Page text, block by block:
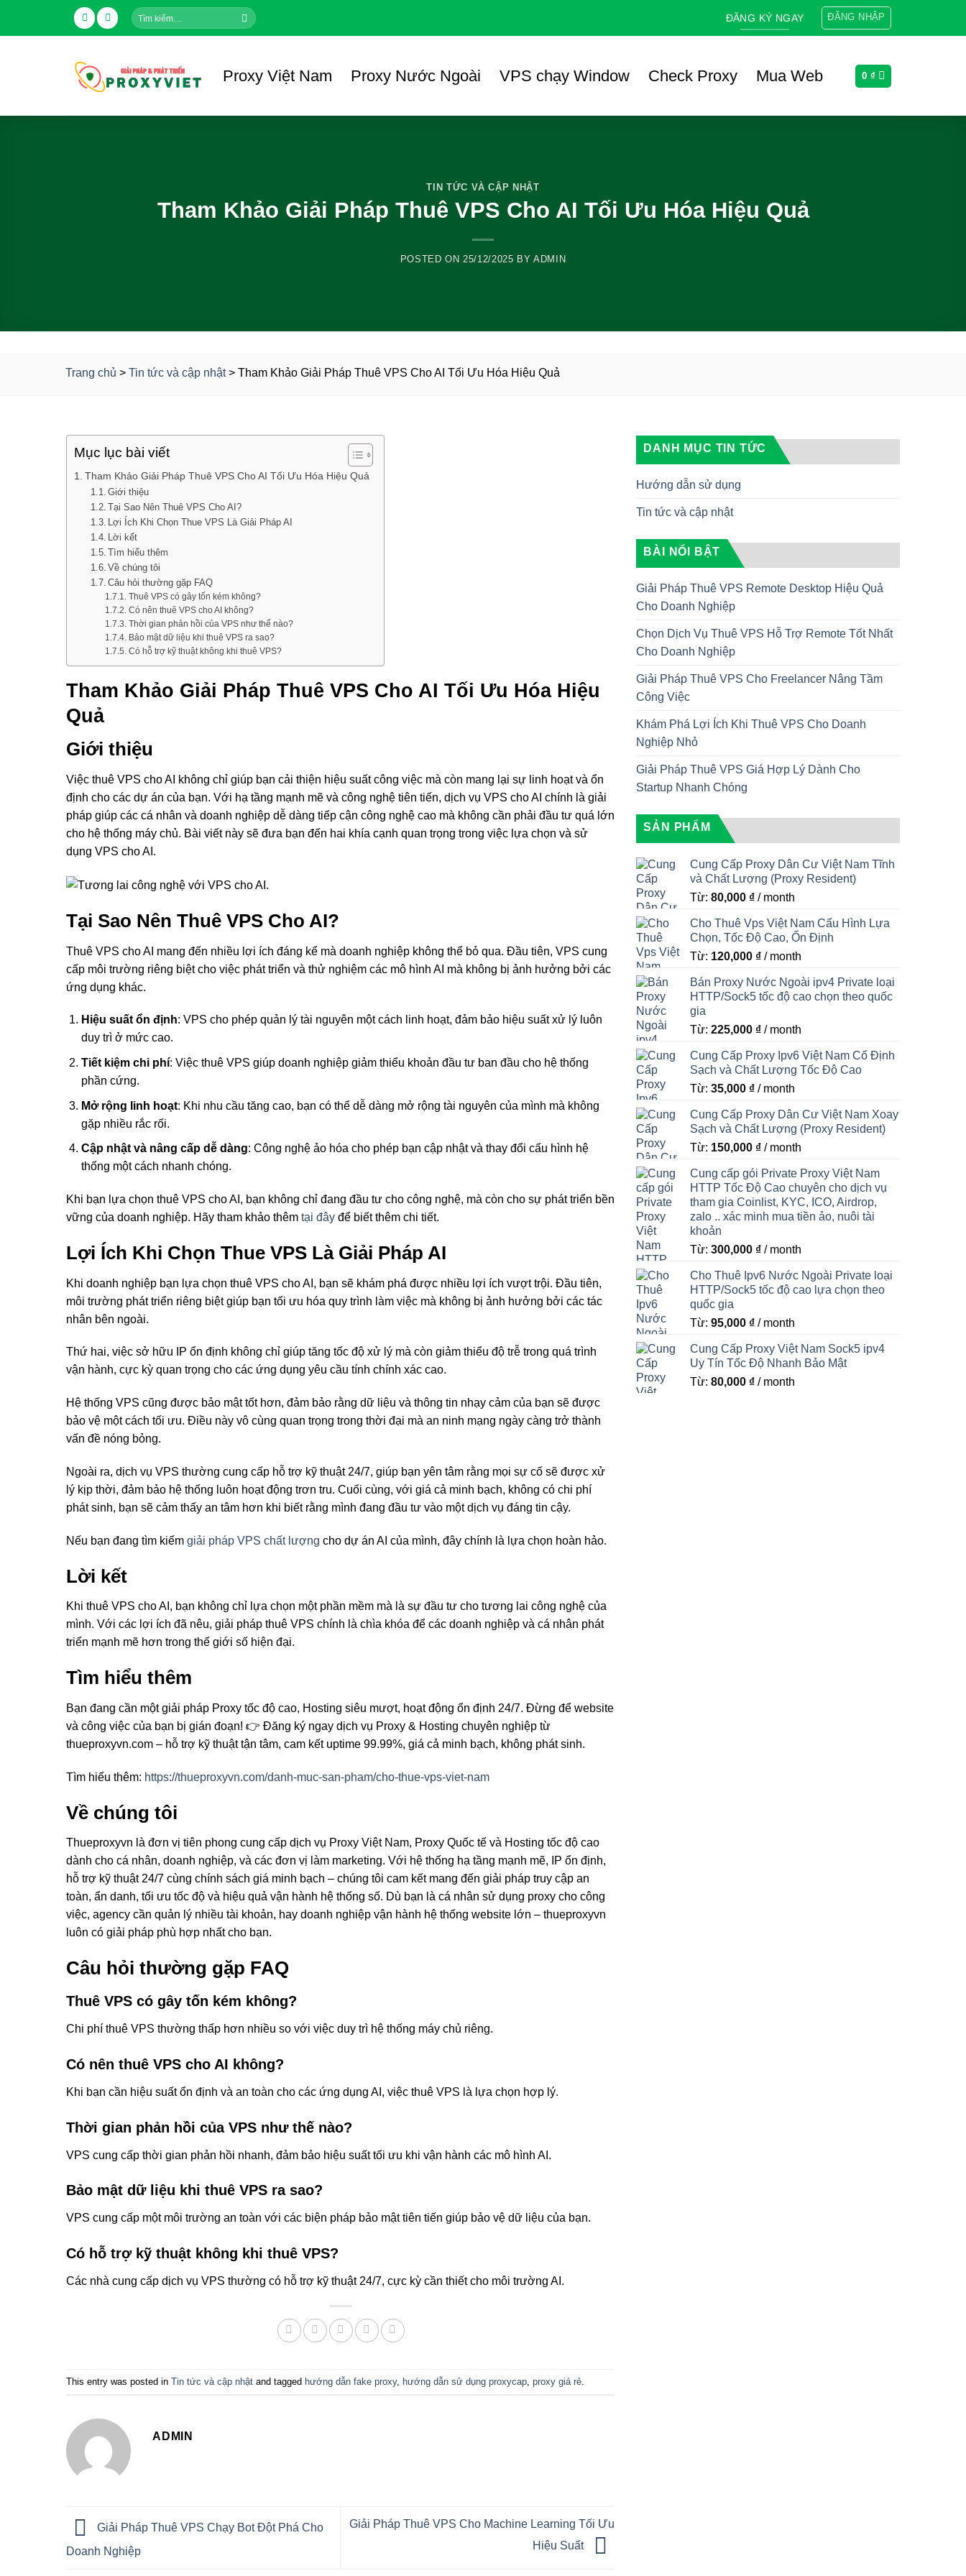
Tìm
kiếm:
ĐĂNG KÝ NGAY ĐĂNG NHẬP
Proxy Việt Nam Proxy Nước Ngoài VPS chạy Window Check Proxy Mua Web 0 ₫
TIN TỨC VÀ CẬP NHẬT
Tham Khảo Giải Pháp Thuê VPS Cho AI Tối Ưu Hóa Hiệu Quả
POSTED ON25/12/2025 BYADMIN
Trang chủ > Tin tức và cập nhật> Tham Khảo Giải Pháp Thuê VPS Cho AI Tối Ưu Hóa Hiệu Quả
Mục lục bài viết
Tham Khảo Giải Pháp Thuê VPS Cho AI Tối Ưu Hóa Hiệu Quả
Giới thiệu
Tại Sao Nên Thuê VPS Cho AI?
Lợi Ích Khi Chọn Thue VPS Là Giải Pháp AI
Lời kết
Tìm hiểu thêm
Về chúng tôi
Câu hỏi thường gặp FAQ
Thuê VPS có gây tốn kém không?
Có nên thuê VPS cho AI không?
Thời gian phản hồi của VPS như thế nào?
Bảo mật dữ liệu khi thuê VPS ra sao?
Có hỗ trợ kỹ thuật không khi thuê VPS?
Tham Khảo Giải Pháp Thuê VPS Cho AI Tối Ưu Hóa Hiệu
Quả
Giới thiệu
Việc thuê VPS cho AI không chỉ giúp bạn cải thiện hiệu suất công việc mà còn mang lại sự linh hoạt và ổn
định cho các dự án của bạn. Với hạ tầng mạnh mẽ và công nghệ tiên tiến, dịch vụ VPS cho AI chính là giải
pháp giúp các cá nhân và doanh nghiệp dễ dàng tiếp cận công nghệ cao mà không cần phải đầu tư quá lớn
cho hệ thống máy chủ. Bài viết này sẽ đưa bạn đến hai khía cạnh quan trọng trong việc lựa chọn và sử
dụng VPS cho AI.
Tại Sao Nên Thuê VPS Cho AI?
Thuê VPS cho AI mang đến nhiều lợi ích đáng kể mà doanh nghiệp không thể bỏ qua. Đầu tiên, VPS cung
cấp môi trường riêng biệt cho việc phát triển và thử nghiệm các mô hình AI mà không bị ảnh hưởng bởi các
ứng dụng khác.
Hiệu suất ổn định: VPS cho phép quản lý tài nguyên một cách linh hoạt, đảm bảo hiệu suất xử lý luôn
duy trì ở mức cao.
Tiết kiệm chi phí: Việc thuê VPS giúp doanh nghiệp giảm thiểu khoản đầu tư ban đầu cho hệ thống
phần cứng.
Mở rộng linh hoạt: Khi nhu cầu tăng cao, bạn có thể dễ dàng mở rộng tài nguyên của mình mà không
gặp nhiều rắc rối.
Cập nhật và nâng cấp dễ dàng: Công nghệ ảo hóa cho phép bạn cập nhật và thay đổi cấu hình hệ
thống một cách nhanh chóng.
Khi bạn lựa chọn thuê VPS cho AI, bạn không chỉ đang đầu tư cho công nghệ, mà còn cho sự phát triển bền
vững của doanh nghiệp. Hãy tham khảo thêm tại đây để biết thêm chi tiết.
Lợi Ích Khi Chọn Thue VPS Là Giải Pháp AI
Khi doanh nghiệp bạn lựa chọn thuê VPS cho AI, bạn sẽ khám phá được nhiều lợi ích vượt trội. Đầu tiên,
môi trường phát triển riêng biệt giúp bạn tối ưu hóa quy trình làm việc mà không bị ảnh hưởng bởi các tác
nhân bên ngoài.
Thứ hai, việc sở hữu IP ổn định không chỉ giúp tăng tốc độ xử lý mà còn giảm thiểu độ trễ trong quá trình
vận hành, cực kỳ quan trọng cho các ứng dụng yêu cầu tính chính xác cao.
Hệ thống VPS cũng được bảo mật tốt hơn, đảm bảo rằng dữ liệu và thông tin nhạy cảm của bạn sẽ được
bảo vệ một cách tối ưu. Điều này vô cùng quan trọng trong thời đại mà an ninh mạng ngày càng trở thành
vấn đề nóng bỏng.
Ngoài ra, dịch vụ VPS thường cung cấp hỗ trợ kỹ thuật 24/7, giúp bạn yên tâm rằng mọi sự cố sẽ được xử
lý kịp thời, đảm bảo hệ thống luôn hoạt động trơn tru. Cuối cùng, với giá cả minh bạch, không có chi phí
phát sinh, bạn sẽ cảm thấy an tâm hơn khi biết rằng mình đang đầu tư vào một dịch vụ đáng tin cậy.
Nếu bạn đang tìm kiếm giải pháp VPS chất lượng cho dự án AI của mình, đây chính là lựa chọn hoàn hảo.
Lời kết
Khi thuê VPS cho AI, bạn không chỉ lựa chọn một phần mềm mà là sự đầu tư cho tương lai công nghệ của
mình. Với các lợi ích đã nêu, giải pháp thuê VPS chính là chìa khóa để các doanh nghiệp và cá nhân phát
triển mạnh mẽ hơn trong thế giới số hiện đại.
Tìm hiểu thêm
Bạn đang cần một giải pháp Proxy tốc độ cao, Hosting siêu mượt, hoạt động ổn định 24/7. Đừng để website
và công việc của bạn bị gián đoạn! 👉 Đăng ký ngay dịch vụ Proxy & Hosting chuyên nghiệp từ
thueproxyvn.com – hỗ trợ kỹ thuật tận tâm, cam kết uptime 99.99%, giá cả minh bạch, không phát sinh.
Tìm hiểu thêm: https://thueproxyvn.com/danh-muc-san-pham/cho-thue-vps-viet-nam
Về chúng tôi
Thueproxyvn là đơn vị tiên phong cung cấp dịch vụ Proxy Việt Nam, Proxy Quốc tế và Hosting tốc độ cao
dành cho cá nhân, doanh nghiệp, và các đơn vị làm marketing. Với hệ thống hạ tầng mạnh mẽ, IP ổn định,
hỗ trợ kỹ thuật 24/7 cùng chính sách giá minh bạch – chúng tôi cam kết mang đến giải pháp truy cập an
toàn, ẩn danh, tối ưu tốc độ và hiệu quả vận hành hệ thống số. Dù bạn là cá nhân sử dụng proxy cho công
việc, agency cần quản lý nhiều tài khoản, hay doanh nghiệp vận hành hệ thống website lớn – thueproxyvn
luôn có giải pháp phù hợp nhất cho bạn.
Câu hỏi thường gặp FAQ
Thuê VPS có gây tốn kém không?
Chi phí thuê VPS thường thấp hơn nhiều so với việc duy trì hệ thống máy chủ riêng.
Có nên thuê VPS cho AI không?
Khi bạn cần hiệu suất ổn định và an toàn cho các ứng dụng AI, việc thuê VPS là lựa chọn hợp lý.
Thời gian phản hồi của VPS như thế nào?
VPS cung cấp thời gian phản hồi nhanh, đảm bảo hiệu suất tối ưu khi vận hành các mô hình AI.
Bảo mật dữ liệu khi thuê VPS ra sao?
VPS cung cấp một môi trường an toàn với các biện pháp bảo mật tiên tiến giúp bảo vệ dữ liệu của bạn.
Có hỗ trợ kỹ thuật không khi thuê VPS?
Các nhà cung cấp dịch vụ VPS thường có hỗ trợ kỹ thuật 24/7, cực kỳ cần thiết cho môi trường AI.
This entry was posted in Tin tức và cập nhật and tagged hướng dẫn fake proxy, hướng dẫn sử dụng proxycap proxy giá rẻ
ADMIN
Giải Pháp Thuê VPS Chạy Bot Đột Phá Cho
Doanh Nghiệp
Giải Pháp Thuê VPS Cho Machine Learning Tối Ưu
Hiệu Suất
DANH MỤC TIN TỨC
Hướng dẫn sử dụng
Tin tức và cập nhật
BÀI NỔI BẬT
Giải Pháp Thuê VPS Remote Desktop Hiệu Quả
Cho Doanh Nghiệp
Chọn Dịch Vụ Thuê VPS Hỗ Trợ Remote Tốt Nhất
Cho Doanh Nghiệp
Giải Pháp Thuê VPS Cho Freelancer Nâng Tầm
Công Việc
Khám Phá Lợi Ích Khi Thuê VPS Cho Doanh
Nghiệp Nhỏ
Giải Pháp Thuê VPS Giá Hợp Lý Dành Cho
Startup Nhanh Chóng
SẢN PHẨM
Cung Cấp Proxy Dân Cư Việt Nam Tĩnh
và Chất Lượng (Proxy Resident)
Từ:80,000 ₫ / month
Cho Thuê Vps Việt Nam Cấu Hình Lựa
Chọn, Tốc Độ Cao, Ổn Định
Từ: 120,000 ₫ / month
Bán Proxy Nước Ngoài ipv4 Private loại
HTTP/Sock5 tốc độ cao chọn theo quốc
gia
Từ:225,000 ₫ / month
Cung Cấp Proxy Ipv6 Việt Nam Cố Định
Sạch và Chất Lượng Tốc Độ Cao
Từ:35,000 ₫ / month
Cung Cấp Proxy Dân Cư Việt Nam Xoay
Sạch và Chất Lượng (Proxy Resident)
Từ: 150,000 ₫ / month
Cung cấp gói Private Proxy Việt Nam
HTTP Tốc Độ Cao chuyên cho dịch vụ
tham gia Coinlist, KYC, ICO, Airdrop,
zalo .. xác minh mua tiền ảo, nuôi tài
khoản
Từ:300,000 ₫ / month
Cho Thuê Ipv6 Nước Ngoài Private loại
HTTP/Sock5 tốc độ cao lựa chọn theo
quốc gia
Từ:95,000 ₫ / month
Cung Cấp Proxy Việt Nam Sock5 ipv4
Uy Tín Tốc Độ Nhanh Bảo Mật
Từ:80,000 ₫ / month